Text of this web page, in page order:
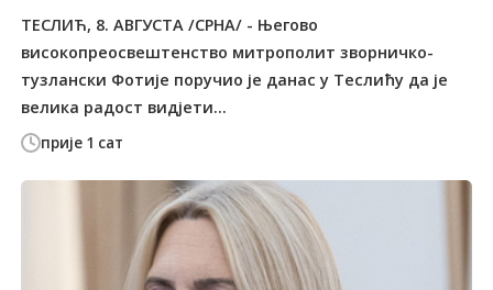
прије 1 сат
ТЕСЛИЋ, 8. АВГУСТА /СРНА/ - Његово
високопреосвештенство митрополит зворничко-
тузлански Фотије поручио је данас у Теслићу да је
велика радост видјети...